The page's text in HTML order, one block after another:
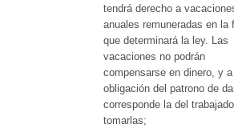
tendrá derecho a
anuales remuneradas en la
que determinará la ley. Las
vacaciones no podrán
compensarse en dinero, y
obligación del patrono de
corresponde la del
tomarlas;